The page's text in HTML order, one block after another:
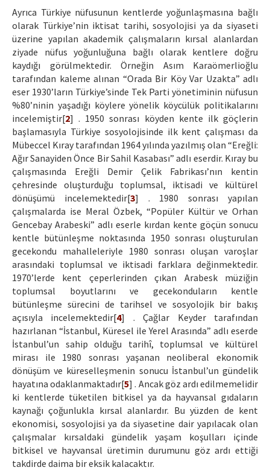
Ayrıca Türkiye nüfusunun kentlerde yoğunlaşmasına bağlı
olarak Türkiye’nin iktisat tarihi, sosyolojisi ya da siyaseti
üzerine yapılan akademik çalışmaların kırsal alanlardan
ziyade nüfus yoğunluğuna bağlı olarak kentlere doğru
kaydığı görülmektedir. Örneğin Asım Karaömerlioğlu
tarafından kaleme alınan “Orada Bir Köy Var Uzakta” adlı
eser 1930’ların Türkiye’sinde Tek Parti yönetiminin nüfusun
%80’ninin yaşadığı köylere yönelik köycülük politikalarını
incelemiştir[2] . 1950 sonrası köyden kente ilk göçlerin
başlamasıyla Türkiye sosyolojisinde ilk kent çalışması da
Mübeccel Kıray tarafından 1964 yılında yazılmış olan “Ereğli:
Ağır Sanayiden Önce Bir Sahil Kasabası” adlı eserdir. Kıray bu
çalışmasında Ereğli Demir Çelik Fabrikası’nın kentin
çehresinde oluşturduğu toplumsal, iktisadi ve kültürel
dönüşümü incelemektedir[3] . 1980 sonrası yapılan
çalışmalarda ise Meral Özbek, “Popüler Kültür ve Orhan
Gencebay Arabeski” adlı eserle kırdan kente göçün sonucu
kentle bütünleşme noktasında 1950 sonrası oluşturulan
gecekondu mahalleleriyle 1980 sonrası oluşan varoşlar
arasındaki toplumsal ve iktisadi farklara değinmektedir.
1970’lerde kent çeperlerinden çıkan Arabesk müziğin
toplumsal boyutlarını ve gecekonduların kentle
bütünleşme sürecini de tarihsel ve sosyolojik bir bakış
açısıyla incelemektedir[4] . Çağlar Keyder tarafından
hazırlanan “İstanbul, Küresel ile Yerel Arasında” adlı eserde
İstanbul’un sahip olduğu tarihî, toplumsal ve kültürel
mirası ile 1980 sonrası yaşanan neoliberal ekonomik
dönüşüm ve küreselleşmenin sonucu İstanbul’un gündelik
hayatına odaklanmaktadır[5] . Ancak göz ardı edilmemelidir
ki kentlerde tüketilen bitkisel ya da hayvansal gıdaların
kaynağı çoğunlukla kırsal alanlardır. Bu yüzden de kent
ekonomisi, sosyolojisi ya da siyasetine dair yapılacak olan
çalışmalar kırsaldaki gündelik yaşam koşulları içinde
bitkisel ve hayvansal üretimin durumunu göz ardı ettiği
takdirde daima bir eksik kalacaktır.